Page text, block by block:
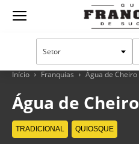
Guia
Franquias
Início Franquias Água de Cheiro
Água de Cheiro
TRADICIONAL QUIOSQUE